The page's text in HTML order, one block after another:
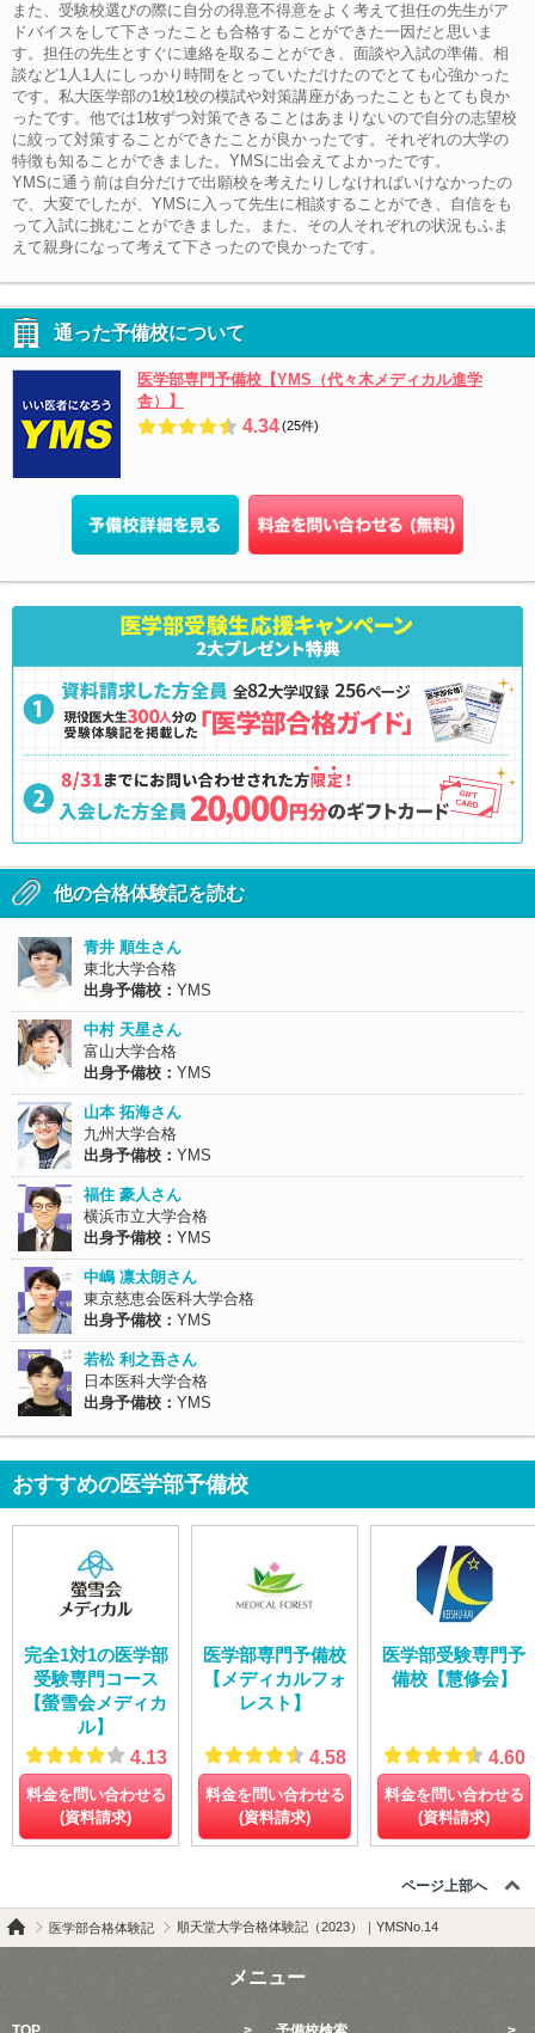
また、受験校選びの際に自分の得意不得意をよく考えて担任の先生がア
ドバイスをして下さったことも合格することができた一因だと思いま
す。担任の先生とすぐに連絡を取ることができ、面談や入試の準備、相
談など1人1人にしっかり時間をとっていただけたのでとても心強かった
です。私大医学部の1校1校の模試や対策講座があったこともとても良か
ったです。他では1枚ずつ対策できることはあまりないので自分の志望校
に絞って対策することができたことが良かったです。それぞれの大学の
特徴も知ることができました。YMSに出会えてよかったです。
YMSに通う前は自分だけで出願校を考えたりしなければいけなかったの
で、大変でしたが、YMSに入って先生に相談することができ、自信をも
って入試に挑むことができました。また、その人それぞれの状況もふま
えて親身になって考えて下さったので良かったです。
通った予備校について
医学部専門予備校【YMS（代々木メディカル進学
舎）】
4.34(25件)
他の合格体験記を読む
青井 順生さん
東北大学合格
出身予備校： YMS
中村 天星さん
富山大学合格
出身予備校： YMS
山本 拓海さん
九州大学合格
出身予備校： YMS
福住 豪人さん
横浜市立大学合格
出身予備校： YMS
中嶋 凛太朗さん
東京慈恵会医科大学合格
出身予備校： YMS
若松 利之吾さん
日本医科大学合格
出身予備校： YMS
おすすめの医学部予備校
完全1対1の医学部
受験専門コース
【螢雪会メディカ
ル】
4.13
料金を問い合わせる
(資料請求)
医学部専門予備校
【メディカルフォ
レスト】
4.58
料金を問い合わせる
(資料請求)
医学部受験専門予
備校【慧修会】
4.60
料金を問い合わせる
(資料請求)
ページ上部へ
医学部合格体験記 順天堂大学合格体験記（2023）｜YMSNo.14
メニュー